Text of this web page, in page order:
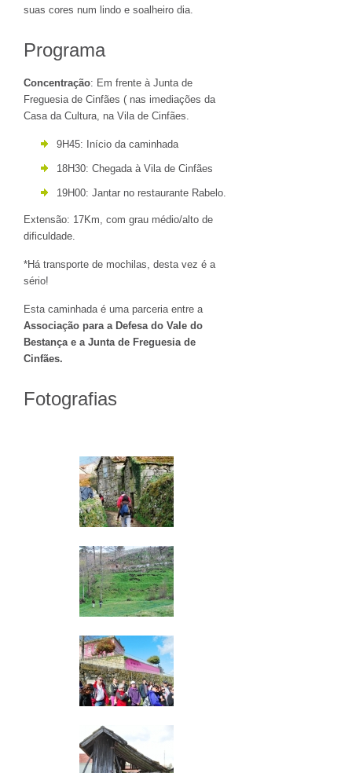
suas cores num lindo e soalheiro dia.
Programa
Concentração: Em frente à Junta de
Freguesia de Cinfães ( nas imediações da
Casa da Cultura, na Vila de Cinfães.
9H45: Início da caminhada
18H30: Chegada à Vila de Cinfães
19H00: Jantar no restaurante Rabelo.
Extensão: 17Km, com grau médio/alto de
dificuldade.
*Há transporte de mochilas, desta vez é a
sério!
Esta caminhada é uma parceria entre a
Associação para a Defesa do Vale do
Bestança e a Junta de Freguesia de
Cinfães.
Fotografias